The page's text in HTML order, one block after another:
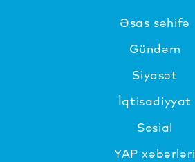
Əsas səhifə
Gündəm
Siyasət
İqtisadiyyat
Sosial
YAP xəbərləri